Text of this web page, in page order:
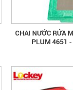
CHAI NƯỚC RỬA
PLUM 4651 -